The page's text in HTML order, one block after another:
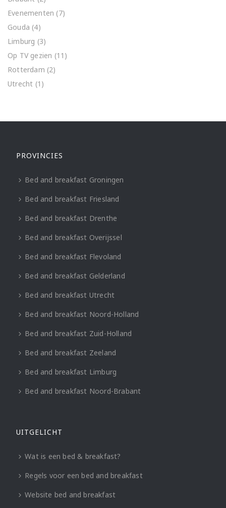
Evenementen (7)
Gouda (4)
Limburg (3)
Op TV gezien (11)
Rotterdam (2)
Utrecht (1)
PROVINCIES
Bed and breakfast Groningen
Bed and breakfast Friesland
Bed and breakfast Drenthe
Bed and breakfast Overijssel
Bed and breakfast Flevoland
Bed and breakfast Gelderland
Bed and breakfast Utrecht
Bed and breakfast Noord-Holland
Bed and breakfast Zuid-Holland
Bed and breakfast Zeeland
Bed and breakfast Limburg
Bed and breakfast Noord-Brabant
UITGELICHT
Wat is een bed & breakfast?
Regels voor een bed and breakfast
Website bed and breakfast